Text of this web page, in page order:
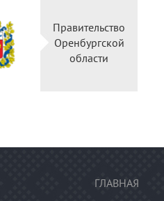
Правительство
Оренбургской
области
ГЛАВНАЯ